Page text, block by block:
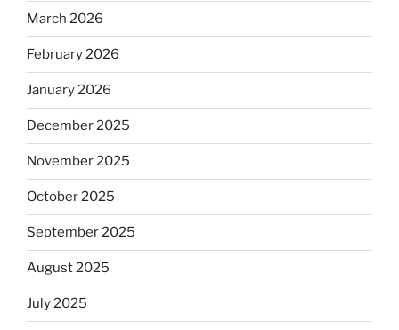
March 2026
February 2026
January 2026
December 2025
November 2025
October 2025
September 2025
August 2025
July 2025